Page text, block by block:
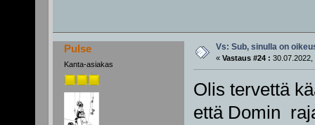
Pulse
Kanta-asiakas
Vs: Sub, sinulla on
« Vastaus #24 : 30.07.2022,
Olis tervettä
että Domin